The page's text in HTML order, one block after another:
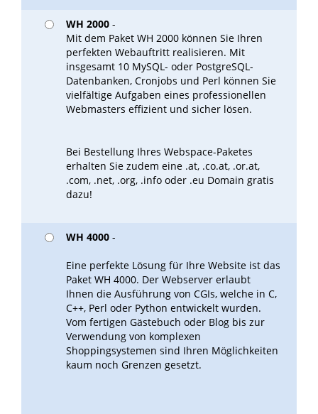
WH 2000 -
Mit dem Paket WH 2000 können Sie Ihren
perfekten Webauftritt realisieren. Mit
insgesamt 10 MySQL- oder PostgreSQL-
Datenbanken, Cronjobs und Perl können Sie
vielfältige Aufgaben eines professionellen
Webmasters effizient und sicher lösen.
Bei Bestellung Ihres Webspace-Paketes
erhalten Sie zudem eine .at, .co.at, .or.at,
.com, .net, .org, .info oder .eu Domain gratis
dazu!
WH 4000 -
Eine perfekte Lösung für Ihre Website ist das
Paket WH 4000. Der Webserver erlaubt
Ihnen die Ausführung von CGIs, welche in C,
C++, Perl oder Python entwickelt wurden.
Vom fertigen Gästebuch oder Blog bis zur
Verwendung von komplexen
Shoppingsystemen sind Ihren Möglichkeiten
kaum noch Grenzen gesetzt.